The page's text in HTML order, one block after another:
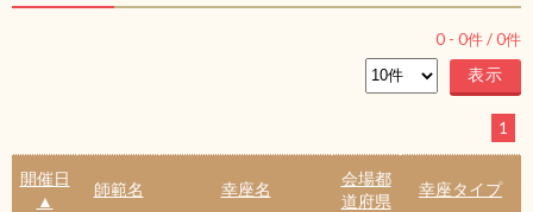
0 - 0件 /0件
1
開催日
▲
師範名 幸座名
会場都
道府県
幸座タイプ